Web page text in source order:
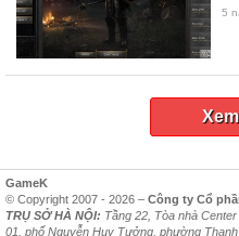
5
GameK
© Copyright 2007 - 2026 – Công ty Cổ
TRỤ SỞ HÀ NỘI: Tầng 22, Tòa nhà
01, phố Nguyễn Huy Tưởng, phường Thanh